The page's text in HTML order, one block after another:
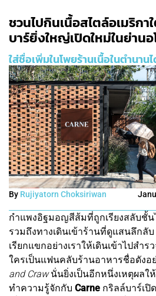
ชวนไปกินเนื้อสไตล์อเมริกา
บาร์ยิ่งใหญ่เปิดใหม่ในย่าน
ใส่ชื่อเพิ่มในโพยร้านเนื้อในตำนาน
By Rujiyatorn Choksiriwan
กำแพงอิฐมอญสีส้มที่ถูกเรียงสลับชั้
รวมถึงทางเดินเข้าร้านที่ดูแสนลึกลั
เรียกแขกอย่างเราให้เดินเข้าไปสำ
ใครเป็นแฟนคลับร้านอาหารชื่อดังอ
and Crawนั่นยิ่งเป็นอีกหนึ่งเหตุผลใ
ทำความรู้จักกับ Carne กริลล์บาร์เ